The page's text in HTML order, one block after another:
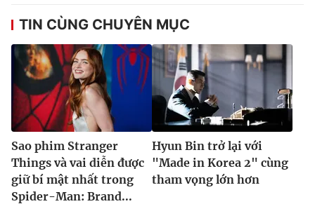
TIN CÙNG CHUYÊN MỤC
Sao phim Stranger
Things và vai diễn được
giữ bí mật nhất trong
Spider-Man: Brand...
Hyun Bin trở lại với
"Made in Korea 2" cùng
tham vọng lớn hơn